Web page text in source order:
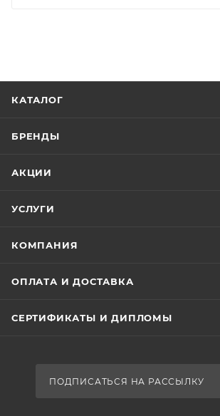
КАТАЛОГ
БРЕНДЫ
АКЦИИ
УСЛУГИ
КОМПАНИЯ
ОПЛАТА И ДОСТАВКА
СЕРТИФИКАТЫ И ДИПЛОМЫ
ПОДПИСАТЬСЯ НА РАССЫЛКУ